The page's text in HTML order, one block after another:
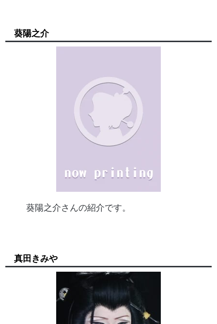
葵陽之介
葵陽之介さんの紹介です。
真田きみや